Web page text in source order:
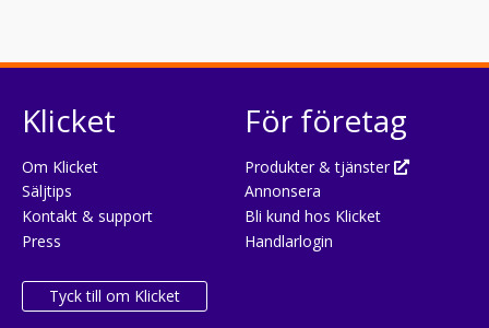
Klicket
Om Klicket
Säljtips
Kontakt & support
Press
Tyck till om Klicket
För företag
Produkter & tjänster
Annonsera
Bli kund hos Klicket
Handlarlogin